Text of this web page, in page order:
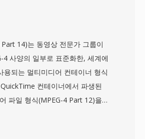
14)는 동영상 전문가 그룹이
4 사양의 일부로 표준화한, 세계에
용되는 멀티미디어 컨테이너 형식
컨테이너에서 파생된
파일 형식(MPEG-4 Part 12)을
었으며, 사실상 모든 유형의 미디